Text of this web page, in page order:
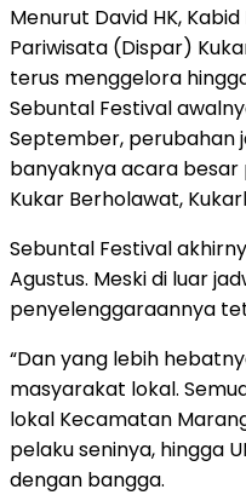
Menurut David HK,
Pariwisata (Dispar)
terus menggelora
Sebuntal Festival
September, perubahan
banyaknya acara
Kukar Berholawat,
Sebuntal Festival
Agustus. Meski di luar
penyelenggaraannya
“Dan yang lebih
masyarakat lokal.
lokal Kecamatan
pelaku seninya, hingga
dengan bangga.